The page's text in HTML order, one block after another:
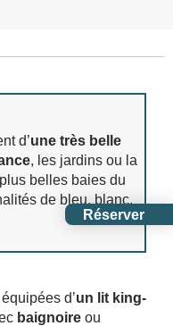
Réserver
d’une très belle
, les jardins ou la
belles baies du
de bleu, blanc,
d’un lit king-
baignoire ou